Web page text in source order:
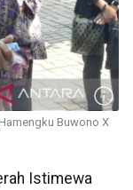
Buwono X
Istimewa